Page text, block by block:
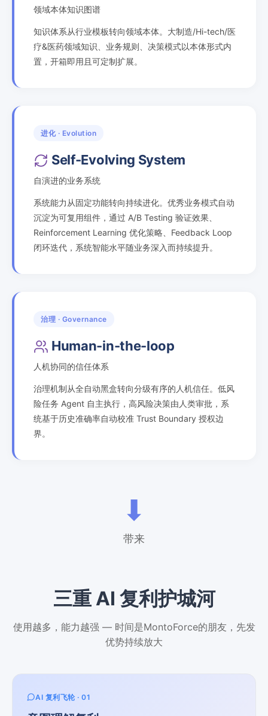
领域本体知识图谱
知识体系从行业模板转向领域本体。大制造/Hi-tech/医
疗&医药领域知识、业务规则、决策模式以本体形式内
置，开箱即用且可定制扩展。
进化 · Evolution
Self-Evolving System
自演进的业务系统
系统能力从固定功能转向持续进化。优秀业务模式自动
沉淀为可复用组件，通过 A/B Testing 验证效果、
Reinforcement Learning 优化策略、Feedback Loop
闭环迭代，系统智能水平随业务深入而持续提升。
治理 · Governance
Human-in-the-loop
人机协同的信任体系
治理机制从全自动黑盒转向分级有序的人机信任。低风
险任务 Agent 自主执行，高风险决策由人类审批，系
统基于历史准确率自动校准 Trust Boundary 授权边
界。
⬇
带来
三重 AI 复利护城河
使用越多，能力越强 — 时间是MontoForce的朋友，先发
优势持续放大
AI 复利飞轮 · 01